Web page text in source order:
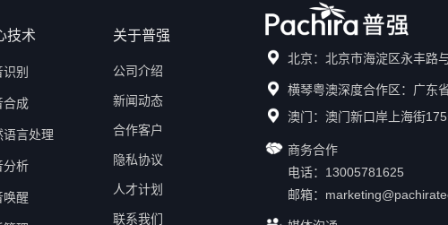
技术
别
合成
语言处理
分析
唤醒
关于普强
公司介绍
新闻动态
合作客户
隐私协议
人才计划
联系我们
北京：北京市海淀区永丰路
横琴粤澳深度合作区：广东
澳门：澳门新口岸上海街
商务合作
电话：13005781625
邮箱：